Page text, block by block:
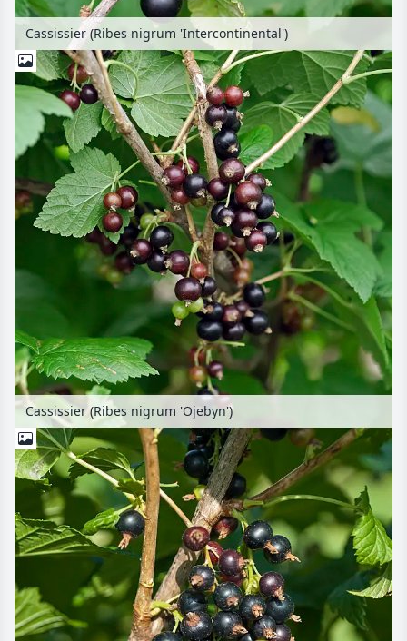
Cassissier (Ribes nigrum 'Intercontinental')
Cassissier (Ribes nigrum 'Ojebyn')